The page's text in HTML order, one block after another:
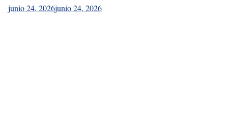
junio 24, 2026junio 24, 2026